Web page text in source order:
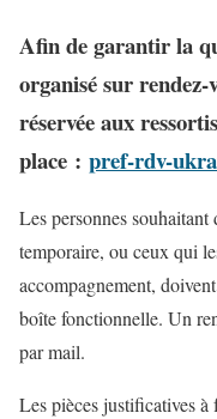
Afin de garantir la
organisé sur
réservée aux
place : pref-rdv-
Les personnes
temporaire, ou ceux qui
accompagnement,
boîte fonctionnelle. Un
par mail.
Les pièces justificatives à